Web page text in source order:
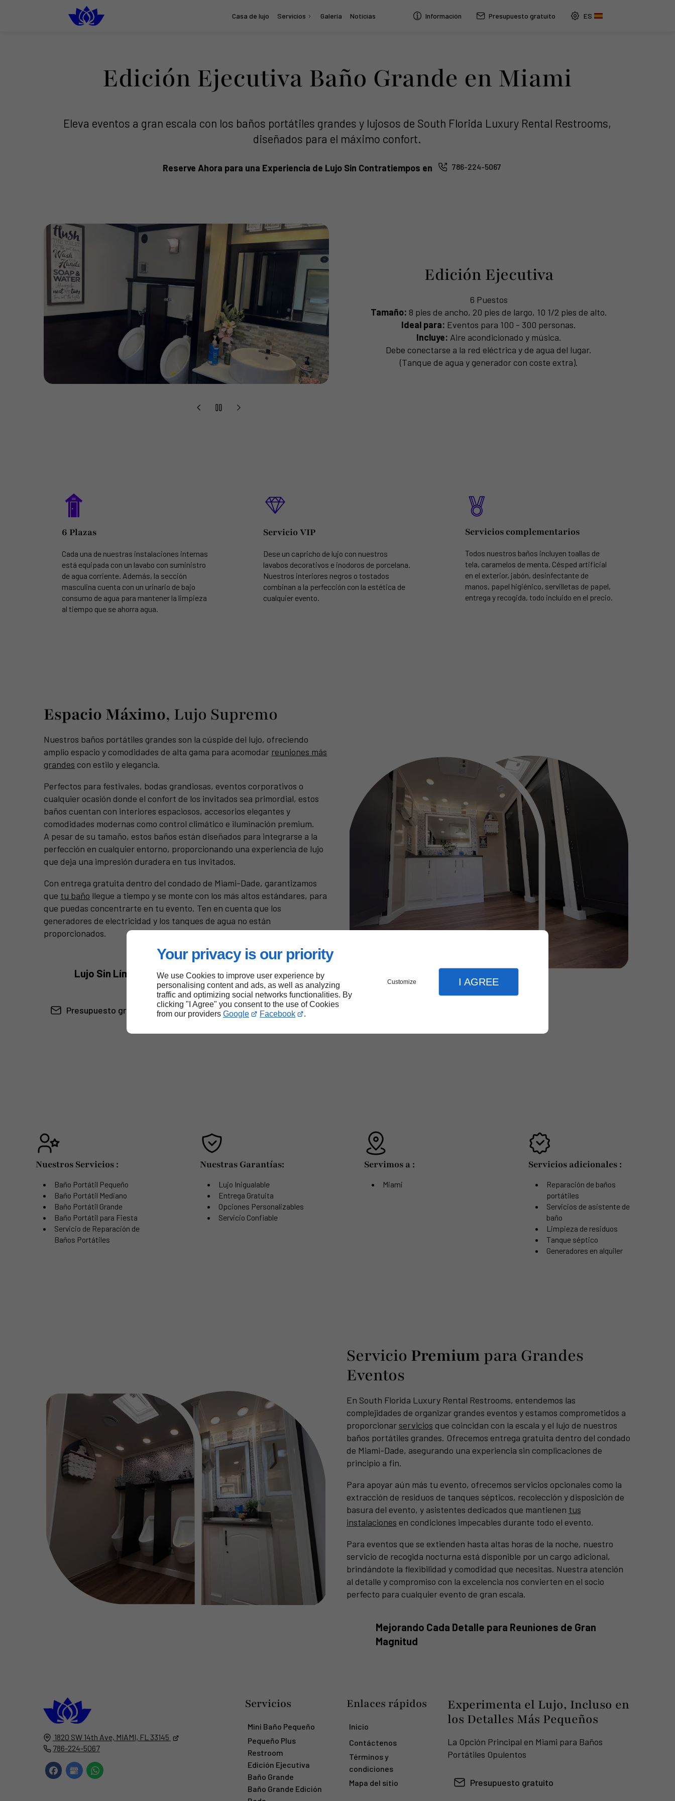
Your privacy is our priority
We use Cookies to improve user experience by
personalising content and ads, as well as analyzing
traffic and optimizing social networks functionalities. By
clicking "I Agree" you consent to the use of Cookies
from our providers Google Facebook .
Customize I AGREE
Casa de lujo Servicios Galería Noticias Información Presupuesto gratuito
Edición Ejecutiva Baño Grande en Miami
Eleva eventos a gran escala con los baños portátiles grandes y lujosos de South Florida Luxury Rental Restrooms,
diseñados para el máximo confort.
Reserve Ahora para una Experiencia de Lujo Sin Contratiempos en 786-224-5067
Edición Ejecutiva
6 Puestos
Tamaño: 8 pies de ancho, 20 pies de largo, 10 1/2 pies de alto.
Ideal para: Eventos para 100 - 300 personas.
Incluye: Aire acondicionado y música.
Debe conectarse a la red eléctrica y de agua del lugar.
(Tanque de agua y generador con coste extra).
6 Plazas
Cada una de nuestras instalaciones internas
está equipada con un lavabo con suministro
de agua corriente. Además, la sección
masculina cuenta con un urinario de bajo
consumo de agua para mantener la limpieza
al tiempo que se ahorra agua.
Servicio VIP
Dese un capricho de lujo con nuestros
lavabos decorativos e inodoros de porcelana.
Nuestros interiores negros o tostados
combinan a la perfección con la estética de
cualquier evento.
Servicios complementarios
Todos nuestros baños incluyen toallas de
tela, caramelos de menta. Césped artificial
en el exterior, jabón, desinfectante de
manos, papel higiénico, servilletas de papel,
entrega y recogida, todo incluido en el precio.
Espacio Máximo, Lujo Supremo
Nuestros baños portátiles grandes son la cúspide del lujo, ofreciendo
amplio espacio y comodidades de alta gama para acomodar reuniones más
grandes con estilo y elegancia.
Perfectos para festivales, bodas grandiosas, eventos corporativos o
cualquier ocasión donde el confort de los invitados sea primordial, estos
baños cuentan con interiores espaciosos, accesorios elegantes y
comodidades modernas como control climático e iluminación premium.
A pesar de su tamaño, estos baños están diseñados para integrarse a la
perfección en cualquier entorno, proporcionando una experiencia de lujo
que deja una impresión duradera en tus invitados.
Con entrega gratuita dentro del condado de Miami-Dade, garantizamos
que tu baño llegue a tiempo y se monte con los más altos estándares, para
que puedas concentrarte en tu evento. Ten en cuenta que los
generadores de electricidad y los tanques de agua no están
proporcionados.
Lujo Sin Límites, Espacio Sin Compromisos
Presupuesto gratuito
Nuestros Servicios :
Baño Portátil Pequeño
Baño Portátil Mediano
Baño Portátil Grande
Baño Portátil para Fiesta
Servicio de Reparación de
Baños Portátiles
Nuestras Garantías:
Lujo Inigualable
Entrega Gratuita
Opciones Personalizables
Servicio Confiable
Servimos a :
Miami
Servicios adicionales :
Reparación de baños
portátiles
Servicios de asistente de
baño
Limpieza de residuos
Tanque séptico
Generadores en alquiler
Servicio Premium para Grandes
Eventos
En South Florida Luxury Rental Restrooms, entendemos las
complejidades de organizar grandes eventos y estamos comprometidos a
proporcionar servicios que coincidan con la escala y el lujo de nuestros
baños portátiles grandes. Ofrecemos entrega gratuita dentro del condado
de Miami-Dade, asegurando una experiencia sin complicaciones de
principio a fin.
Para apoyar aún más tu evento, ofrecemos servicios opcionales como la
extracción de residuos de tanques sépticos, recolección y disposición de
basura del evento, y asistentes dedicados que mantienen tus
instalaciones en condiciones impecables durante todo el evento.
Para eventos que se extienden hasta altas horas de la noche, nuestro
servicio de recogida nocturna está disponible por un cargo adicional,
brindándote la flexibilidad y comodidad que necesitas. Nuestra atención
al detalle y compromiso con la excelencia nos convierten en el socio
perfecto para cualquier evento de gran escala.
Mejorando Cada Detalle para Reuniones de Gran
Magnitud
1820 SW 14th Ave, MIAMI, FL 33145
786-224-5067
Servicios
Mini Baño Pequeño
Pequeño Plus
Restroom
Edición Ejecutiva
Baño Grande
Baño Grande Edición
Enlaces rápidos
Inicio
Contáctenos
Términos y
condiciones
Mapa del sitio
Experimenta el Lujo, Incluso en
los Detalles Más Pequeños
La Opción Principal en Miami para Baños
Portátiles Opulentos
Presupuesto gratuito